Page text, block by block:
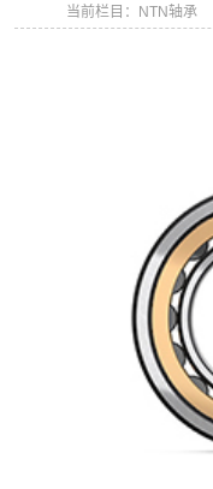
当前栏目：NTN轴承